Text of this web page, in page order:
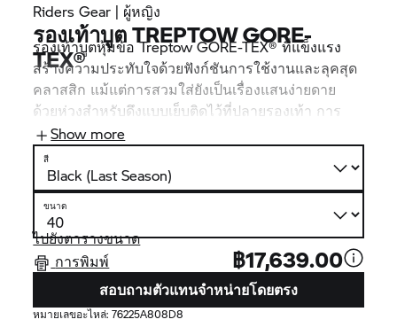
Riders Gear | ผู้หญิง
รองเท้าบูต TREPTOW GORE-
TEX®
รองเท้าบูตหุ้มข้อ Treptow GORE-TEX® ที่แข็งแรง
สร้างความประทับใจด้วยฟังก์ชันการใช้งานและลุคสุด
คลาสสิก แม้แต่การสวมใส่ยังเป็นเรื่องแสนง่ายดาย
ด้วยห่วงสำหรับดึงแบบเย็บติดไว้ที่ปลายรองเท้า การ
ผสมผสานเมมเบรน GORE-TEX® เข้ากับหนัง/ผ้าใบ
ทำให้รองเท้าบูตทั้งกันลมและกันน้ำได้ ความปลอดภัย
ก็เป็นสิ่งสําคัญที่สุดเช่นกัน นอกเหนือจากตัวป้องกันข้อ
เท้า NP-Flex แล้ว รองเท้าบูตหุ้มข้อมาพร้อมส่วนหุ้ม
นิ้วเท้าและส้นเท้าที่มั่นคง รวมทั้งตัวเสริมความทนทาน
การเปลี่ยนเกียร์ ผ้าบุด้านในแบบพิเศษยังช่วยชดเชย
อุณหภูมิที่ผันผวนได้อย่างเหมาะสม ด้วยรูปลักษณ์แบบ
คลาสสิก รองเท้าบูตหุ้มข้อ Treptow GORE-TEX® ไม่
เพียงแต่เสริมความสง่าบนรถจักรยานยนต์เท่านั้น แต่ยัง
สามารถผสมผสานเข้ากับกางเกงยีนส์และเสื้อแจ็คเก็ต
Show more
สี
ขนาด
ไปยังตารางขนาด
การพิมพ์
฿17,639.00
สอบถามตัวแทนจำหน่ายโดยตรง
หมายเลขอะไหล่:76225A808D8